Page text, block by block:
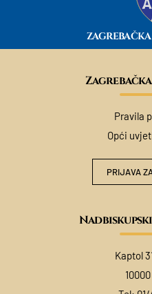
Pravila
Opći
PRIJAVA
Kaptol